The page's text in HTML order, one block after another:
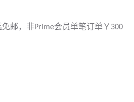
邮，非Prime会员单笔订单￥300